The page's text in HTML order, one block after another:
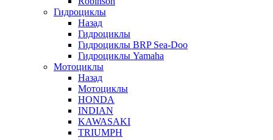
Гидроциклы
Назад
Гидроциклы
Гидроциклы BRP Sea-Doo
Гидроциклы Yamaha
Мотоциклы
Назад
Мотоциклы
HONDA
INDIAN
KAWASAKI
TRIUMPH